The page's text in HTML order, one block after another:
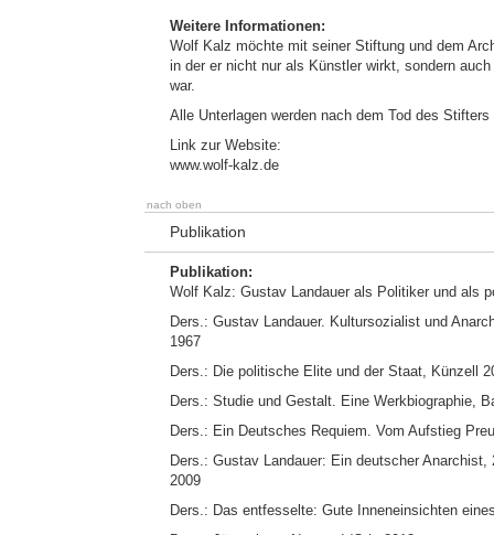
Weitere Informationen:
Wolf Kalz möchte mit seiner Stiftung und dem
in der er nicht nur als Künstler wirkt, sondern
war.
Alle Unterlagen werden nach dem Tod des
Link zur Website:
www.wolf-kalz.de
nach oben
Publikation
Publikation:
Wolf Kalz: Gustav Landauer als Politiker und als
Ders.: Gustav Landauer. Kultursozialist und
1967
Ders.: Die politische Elite und der Staat, Künzell
Ders.: Studie und Gestalt. Eine Werkbiographie,
Ders.: Ein Deutsches Requiem. Vom Aufstieg
Ders.: Gustav Landauer: Ein deutscher
2009
Ders.: Das entfesselte: Gute Inneneinsichten